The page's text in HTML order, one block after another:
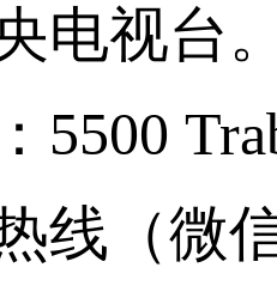
电视台
5500
线（微